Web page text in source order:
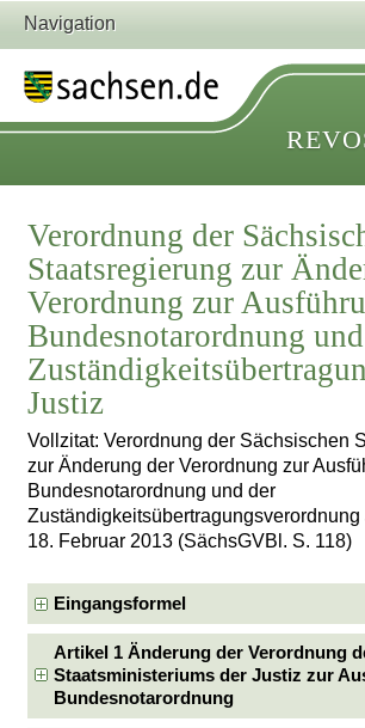
Navigation
Verordnung der
Staatsregierung zur
Verordnung zur
Bundesnotarordnung
Justiz
Vollzitat: Verordnung der Sächsischen
zur Änderung der Verordnung zur
Bundesnotarordnung und der
Zuständigkeitsübertragungsverordnung
18. Februar 2013 (SächsGVBl. S. 118)
Eingangsformel
Artikel 1 Änderung der Verordnung
Staatsministeriums der Justiz zur
Bundesnotarordnung